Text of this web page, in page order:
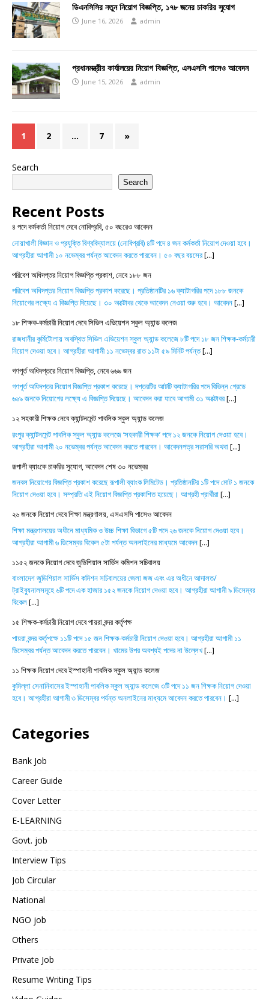
ডিএনসিসির নতুন নিয়োগ বিজ্ঞপ্তি, ১৭৮ জনের চাকরির সুযোগ
June 16, 2026 admin
প্রধানমন্ত্রীর কার্যালয়ের নিয়োগ বিজ্ঞপ্তি, এসএসসি পাসেও আবেদন
June 15, 2026 admin
1 2 … 7 »
Search
Search
Recent Posts
৪ পদে কর্মকর্তা নিয়োগ দেবে নোবিপ্রবি, ৫০ বছরেও আবেদন
নোয়াখালী বিজ্ঞান ও প্রযুক্তি বিশ্ববিদ্যালয়ে (নোবিপ্রবি) ৪টি পদে ৪ জন কর্মকর্তা নিয়োগ দেওয়া হবে।
আগ্রহীরা আগামী ১০ নভেম্বর পর্যন্ত আবেদন করতে পারবেন। ৫০ বছর বয়সের[...]
পরিবেশ অধিদপ্তর নিয়োগ বিজ্ঞপ্তি প্রকাশ, নেবে ১৮৮ জন
পরিবেশ অধিদপ্তর নিয়োগ বিজ্ঞপ্তি প্রকাশ করেছে। প্রতিষ্ঠানটির ১৬ ক্যাটাগরির পদে ১৮৮ জনকে
নিয়োগের লক্ষ্যে এ বিজ্ঞপ্তি দিয়েছে। ৩০ অক্টোবর থেকে আবেদন নেওয়া শুরু হবে। আবেদন[...]
১৮ শিক্ষক-কর্মচারী নিয়োগ দেবে সিভিল এভিয়েশন স্কুল অ্যান্ড কলেজ
রাজধানীর কুর্মিটোলায় অবস্থিত সিভিল এভিয়েশন স্কুল অ্যান্ড কলেজে ৮টি পদে ১৮ জন শিক্ষক-কর্মচারী
নিয়োগ দেওয়া হবে। আগ্রহীরা আগামী ১১ নভেম্বর রাত ১১টা ৫৯ মিনিট পর্যন্ত[...]
গণপূর্ত অধিদপ্তরে নিয়োগ বিজ্ঞপ্তি, নেবে ৬৬৯ জন
গণপূর্ত অধিদপ্তর নিয়োগ বিজ্ঞপ্তি প্রকাশ করেছে। দপ্তরটির আটটি ক্যাটাগরির পদে বিভিন্ন গ্রেডে
৬৬৯ জনকে নিয়োগের লক্ষ্যে এ বিজ্ঞপ্তি দিয়েছে। আবেদন করা যাবে আগামী ৩১ অক্টোবর[...]
১২ সহকারী শিক্ষক নেবে ক্যান্টনমেন্ট পাবলিক স্কুল অ্যান্ড কলেজ
রংপুর ক্যান্টনমেন্ট পাবলিক স্কুল অ্যান্ড কলেজে ‘সহকারী শিক্ষক’ পদে ১২ জনকে নিয়োগ দেওয়া হবে।
আগ্রহীরা আগামী ২০ নভেম্বর পর্যন্ত আবেদন করতে পারবেন। আবেদনপত্র সরাসরি অথবা[...]
রূপালী ব্যাংকে চাকরির সুযোগ, আবেদন শেষ ৩০ নভেম্বর
জনবল নিয়োগের বিজ্ঞপ্তি প্রকাশ করেছে রূপালী ব্যাংক লিমিটেড। প্রতিষ্ঠানটির ১টি পদে মোট ১ জনকে
নিয়োগ দেওয়া হবে। সম্প্রতি এই নিয়োগ বিজ্ঞপ্তি প্রকাশিত হয়েছে। আগ্রহী প্রার্থীরা[...]
২৬ জনকে নিয়োগ দেবে শিক্ষা মন্ত্রণালয়, এসএসসি পাসেও আবেদন
শিক্ষা মন্ত্রণালয়ের অধীনে মাধ্যমিক ও উচ্চ শিক্ষা বিভাগে ৫টি পদে ২৬ জনকে নিয়োগ দেওয়া হবে।
আগ্রহীরা আগামী ৬ ডিসেম্বর বিকেল ৫টা পর্যন্ত অনলাইনের মাধ্যমে আবেদন[...]
১১৫২ জনকে নিয়োগ দেবে জুডিশিয়াল সার্ভিস কমিশন সচিবালয়
বাংলাদেশ জুডিশিয়াল সার্ভিস কমিশন সচিবালয়ের জেলা জজ এবং এর অধীনে আদালত/
ট্রাইব্যুনালসমূহে ৬টি পদে এক হাজার ১৫২ জনকে নিয়োগ দেওয়া হবে। আগ্রহীরা আগামী ৯ ডিসেম্বর
বিকেল[...]
১৫ শিক্ষক-কর্মচারী নিয়োগ দেবে পায়রা বন্দর কর্তৃপক্ষ
পায়রা বন্দর কর্তৃপক্ষে ১১টি পদে ১৫ জন শিক্ষক-কর্মচারী নিয়োগ দেওয়া হবে। আগ্রহীরা আগামী ১১
ডিসেম্বর পর্যন্ত আবেদন করতে পারবেন। খামের উপর অবশ্যই পদের না উল্লেখ[...]
১১ শিক্ষক নিয়োগ দেবে ইস্পাহানী পাবলিক স্কুল অ্যান্ড কলেজ
কুমিল্লা সেনানিবাসের ইস্পাহানী পাবলিক স্কুল অ্যান্ড কলেজে ৩টি পদে ১১ জন শিক্ষক নিয়োগ দেওয়া
হবে। আগ্রহীরা আগামী ৩ ডিসেম্বর পর্যন্ত অনলাইনের মাধ্যমে আবেদন করতে পারবেন। [...]
Categories
Bank Job
Career Guide
Cover Letter
E-LEARNING
Govt. job
Interview Tips
Job Circular
National
NGO job
Others
Private Job
Resume Writing Tips